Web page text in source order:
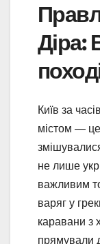
Діра:
Київ за
містом —
змішувалися
не лише
важливим
варяг у
каравани з
прямували